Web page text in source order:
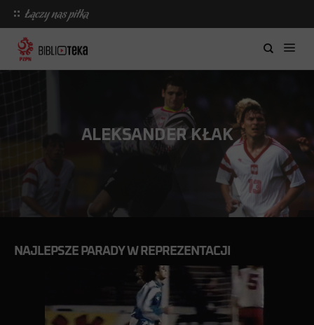
ALEKSANDER KŁAK
NAJLEPSZE PARADY W REPREZENTACJI